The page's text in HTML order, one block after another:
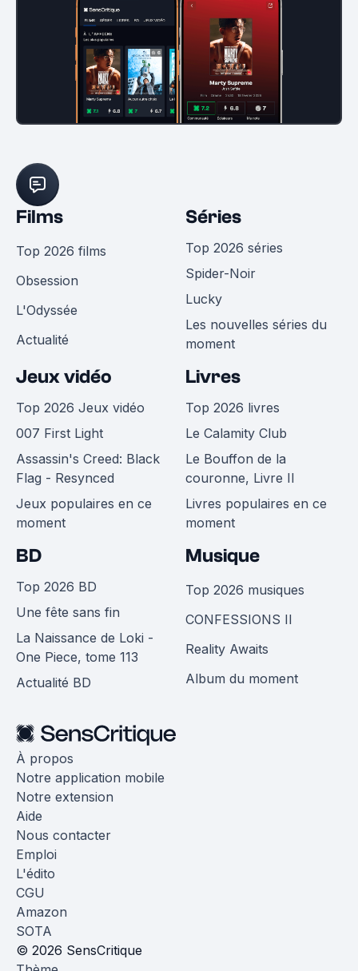
Films
Top 2026 films
Obsession
L'Odyssée
Actualité
Séries
Top 2026 séries
Spider-Noir
Lucky
Les nouvelles séries du
moment
Jeux vidéo
Top 2026 Jeux vidéo
007 First Light
Assassin's Creed: Black
Flag - Resynced
Jeux populaires en ce
moment
Livres
Top 2026 livres
Le Calamity Club
Le Bouffon de la
couronne, Livre II
Livres populaires en ce
moment
BD
Top 2026 BD
Une fête sans fin
La Naissance de Loki -
One Piece, tome 113
Actualité BD
Musique
Top 2026 musiques
CONFESSIONS II
Reality Awaits
Album du moment
À propos
Notre application mobile
Notre extension
Aide
Nous contacter
Emploi
L'édito
CGU
Amazon
SOTA
© 2026 SensCritique